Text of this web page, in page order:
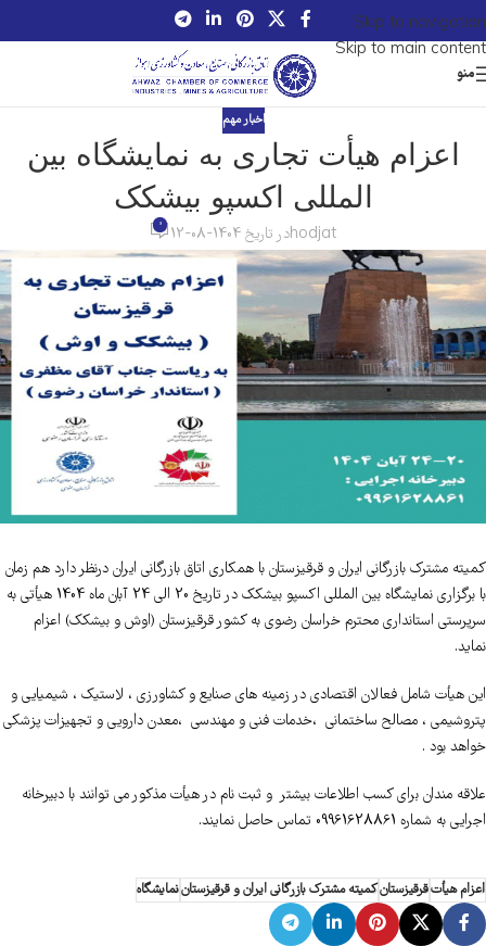
Skip to navigation
Skip to main content
منو
اخبار مهم
اعزام هیأت تجاری به نمایشگاه بین
المللی اکسپو بیشکک
hodjatدر تاریخ 1404-08-12 0
کمیته مشترک بازرگانی ایران و قرقیزستان با همکاری اتاق بازرگانی ایران درنظر دارد هم زمان
با برگزاری نمایشگاه بین المللی اکسپو بیشکک در تاریخ 20 الی 24 آبان ماه 1404 هیأتی به
سرپرستی استانداری محترم خراسان رضوی به کشور قرقیزستان (اوش و بیشکک) اعزام
نماید.
این هیأت شامل فعالان اقتصادی در زمینه های صنایع و کشاورزی ، لاستیک ، شیمیایی و
پتروشیمی ، مصالح ساختمانی ،خدمات فنی و مهندسی ،معدن دارویی و تجهیزات پزشکی
خواهد بود .
علاقه مندان برای کسب اطلاعات بیشتر و ثبت نام در هیأت مذکور می توانند با دبیرخانه
اجرایی به شماره 09961628861 تماس حاصل نمایند.
اعزام هیأتقرقیزستانکمیته مشترک بازرگانی ایران و قرقیزستاننمایشگاه